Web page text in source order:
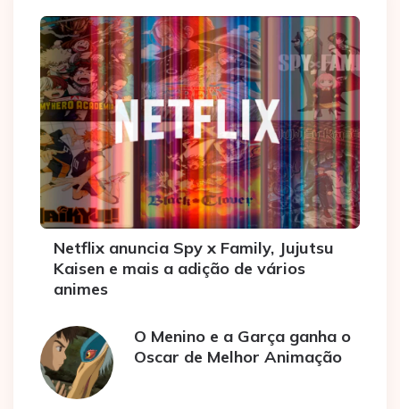
Netflix anuncia Spy x Family, Jujutsu
Kaisen e mais a adição de vários
animes
O Menino e a Garça ganha o
Oscar de Melhor Animação